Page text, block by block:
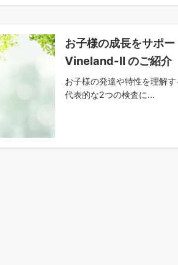
お子様の成長をサポ
Vineland-Ⅱ のご紹介
お子様の発達や特性を理解
代表的な2つの検査に...